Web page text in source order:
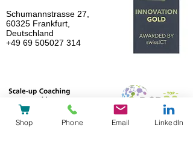
Schumannstrasse 27,
60325 Frankfurt,
Deutschland
+49 69 505027 314
Shop Phone Email LinkedIn